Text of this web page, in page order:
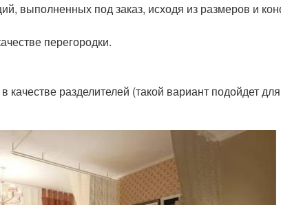
выполненных под заказ, исходя из размеров и
перегородки.
разделителей (такой вариант подойдет